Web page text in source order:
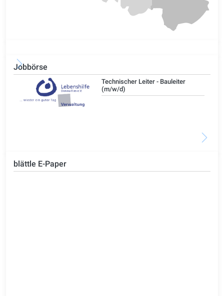
Jobbörse
Technischer Leiter - Bauleiter
(m/w/d)
blättle E-Paper